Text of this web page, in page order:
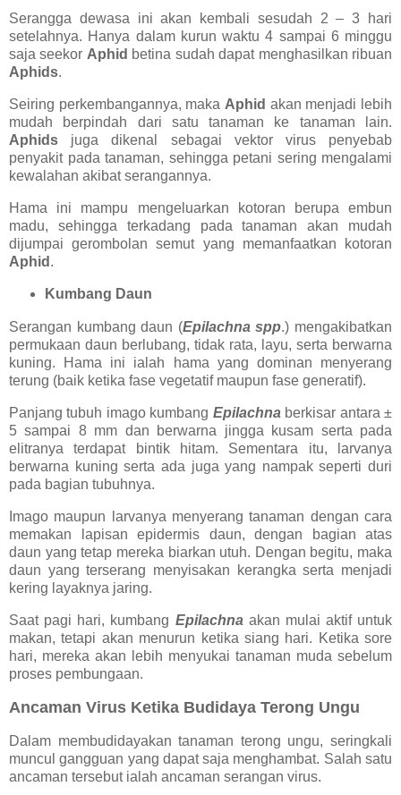
Serangga dewasa ini akan kembali sesudah 2 – 3 hari
setelahnya. Hanya dalam kurun waktu 4 sampai 6 minggu
saja seekor Aphid betina sudah dapat menghasilkan ribuan
Aphids.
Seiring perkembangannya, maka Aphid akan menjadi lebih
mudah berpindah dari satu tanaman ke tanaman lain.
Aphids juga dikenal sebagai vektor virus penyebab
penyakit pada tanaman, sehingga petani sering mengalami
kewalahan akibat serangannya.
Hama ini mampu mengeluarkan kotoran berupa embun
madu, sehingga terkadang pada tanaman akan mudah
dijumpai gerombolan semut yang memanfaatkan kotoran
Aphid .
Kumbang Daun
Serangan kumbang daun (Epilachna spp.) mengakibatkan
permukaan daun berlubang, tidak rata, layu, serta berwarna
kuning. Hama ini ialah hama yang dominan menyerang
terung (baik ketika fase vegetatif maupun fase generatif).
Panjang tubuh imago kumbang Epilachna berkisar antara ±
5 sampai 8 mm dan berwarna jingga kusam serta pada
elitranya terdapat bintik hitam. Sementara itu, larvanya
berwarna kuning serta ada juga yang nampak seperti duri
pada bagian tubuhnya.
Imago maupun larvanya menyerang tanaman dengan cara
memakan lapisan epidermis daun, dengan bagian atas
daun yang tetap mereka biarkan utuh. Dengan begitu, maka
daun yang terserang menyisakan kerangka serta menjadi
kering layaknya jaring.
Saat pagi hari, kumbang Epilachna akan mulai aktif untuk
makan, tetapi akan menurun ketika siang hari. Ketika sore
hari, mereka akan lebih menyukai tanaman muda sebelum
proses pembungaan.
Ancaman Virus Ketika Budidaya Terong Ungu
Dalam membudidayakan tanaman terong ungu, seringkali
muncul gangguan yang dapat saja menghambat. Salah satu
ancaman tersebut ialah ancaman serangan virus.